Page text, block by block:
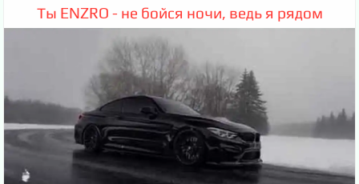
Ты ENZRO - не бойся ночи, ведь я рядом